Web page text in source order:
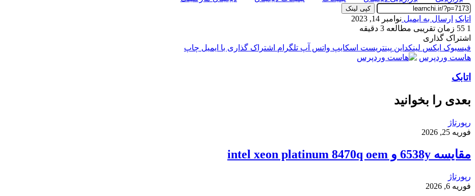
کپی لینک
اتابک ارسال به ایمیل نوامبر 14, 2023
1
زمان تقریبی مطالعه 3 دقیقه
اشتراک گذاری
فیسبوک ایکس لینکداین پینتریست اسکایپ واتس آپ تلگرام اشتراک گذاری با ایمیل چاپ
هاست وردپرس
اتابک
بعدی را بخوانید
رپورتاژ
فوریه 25, 2026
مقایسه 6538y و intel xeon platinum 8470q oem
رپورتاژ
فوریه 6, 2026